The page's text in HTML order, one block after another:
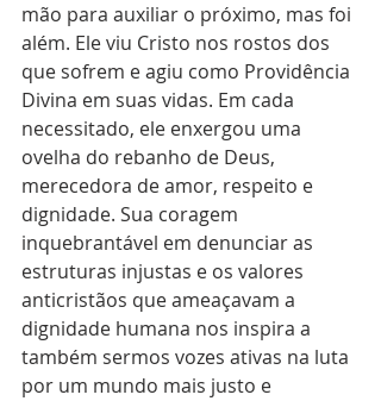
mão para auxiliar o próximo, mas foi
além. Ele viu Cristo nos rostos dos
que sofrem e agiu como Providência
Divina em suas vidas. Em cada
necessitado, ele enxergou uma
ovelha do rebanho de Deus,
merecedora de amor, respeito e
dignidade. Sua coragem
inquebrantável em denunciar as
estruturas injustas e os valores
anticristãos que ameaçavam a
dignidade humana nos inspira a
também sermos vozes ativas na luta
por um mundo mais justo e